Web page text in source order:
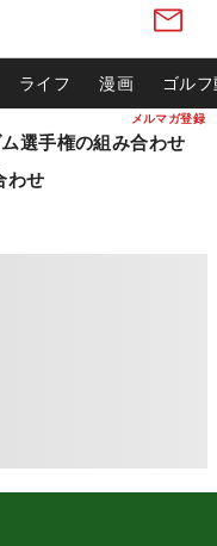
メルマガ登録
ライフ 漫画 ゴル
選手権の組み合わせ
わせ